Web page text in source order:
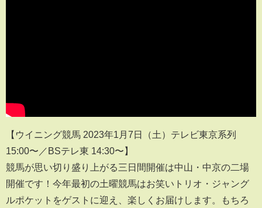
【ウイニング競馬 2023年1月7日（土）テレビ東京系列
15:00〜／BSテレ東 14:30〜】
競馬が思い切り盛り上がる三日間開催は中山・中京の二場
開催です！今年最初の土曜競馬はお笑いトリオ・ジャング
ルポケットをゲストに迎え、楽しくお届けします。もちろ